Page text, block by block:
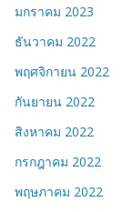
มกราคม 2023
ธันวาคม 2022
พฤศจิกายน 2022
กันยายน 2022
สิงหาคม 2022
กรกฎาคม 2022
พฤษภาคม 2022